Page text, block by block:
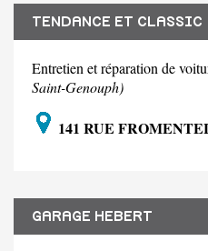
TENDANCE ET CLASSIC
Entretien et réparation de
Saint-Genouph)
141 RUE
GARAGE HEBERT